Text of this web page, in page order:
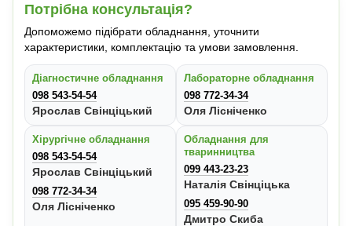
Потрібна консультація?
Допоможемо підібрати обладнання, уточнити
характеристики, комплектацію та умови замовлення.
Діагностичне обладнання
098 543-54-54
Ярослав Свінціцький
Лабораторне обладнання
098 772-34-34
Оля Лісніченко
Хірургічне обладнання
098 543-54-54
Ярослав Свінціцький
098 772-34-34
Оля Лісніченко
Обладнання для
тваринництва
099 443-23-23
Наталія Свінціцька
095 459-90-90
Дмитро Скиба